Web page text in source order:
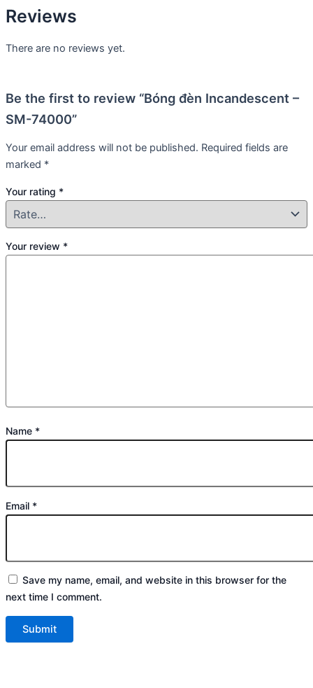
Reviews
There are no reviews yet.
Be the first to review “Bóng đèn Incandescent –
SM-74000”
Your email address will not be published. Required fields are
marked *
Your rating *
Your review *
Name *
Email *
Save my name, email, and website in this browser for the
next time I comment.